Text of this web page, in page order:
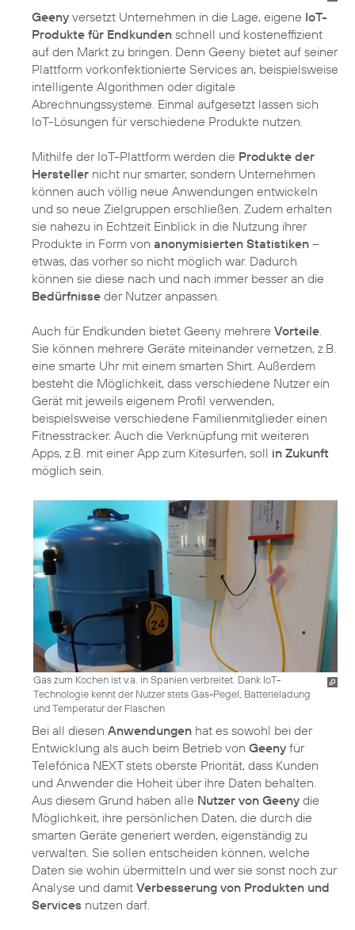
Geeny versetzt Unternehmen in die Lage, eigene IoT-
Produkte für Endkunden schnell und kosteneffizient
auf den Markt zu bringen. Denn Geeny bietet auf seiner
Plattform vorkonfektionierte Services an, beispielsweise
intelligente Algorithmen oder digitale
Abrechnungssysteme. Einmal aufgesetzt lassen sich
IoT-Lösungen für verschiedene Produkte nutzen.
Mithilfe der IoT-Plattform werden die Produkte der
Hersteller nicht nur smarter, sondern Unternehmen
können auch völlig neue Anwendungen entwickeln
und so neue Zielgruppen erschließen. Zudem erhalten
sie nahezu in Echtzeit Einblick in die Nutzung ihrer
Produkte in Form von anonymisierten Statistiken –
etwas, das vorher so nicht möglich war. Dadurch
können sie diese nach und nach immer besser an die
Bedürfnisse der Nutzer anpassen.
Auch für Endkunden bietet Geeny mehrere Vorteile.
Sie können mehrere Geräte miteinander vernetzen, z.B.
eine smarte Uhr mit einem smarten Shirt. Außerdem
besteht die Möglichkeit, dass verschiedene Nutzer ein
Gerät mit jeweils eigenem Profil verwenden,
beispielsweise verschiedene Familienmitglieder einen
Fitnesstracker. Auch die Verknüpfung mit weiteren
Apps, z.B. mit einer App zum Kitesurfen, soll in Zukunft
möglich sein.
Gas zum Kochen ist v.a. in Spanien verbreitet. Dank IoT-
Technologie kennt der Nutzer stets Gas-Pegel, Batterieladung
und Temperatur der Flaschen
Bei all diesen Anwendungen hat es sowohl bei der
Entwicklung als auch beim Betrieb von Geeny für
Telefónica NEXT stets oberste Priorität, dass Kunden
und Anwender die Hoheit über ihre Daten behalten.
Aus diesem Grund haben alle Nutzer von Geeny die
Möglichkeit, ihre persönlichen Daten, die durch die
smarten Geräte generiert werden, eigenständig zu
verwalten. Sie sollen entscheiden können, welche
Daten sie wohin übermitteln und wer sie sonst noch zur
Analyse und damit Verbesserung von Produkten und
Services nutzen darf.